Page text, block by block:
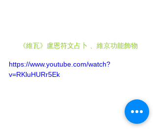
《維瓦》盧恩符文占卜 、維京功能飾物
https://www.youtube.com/watch?
v=RKluHURr5Ek